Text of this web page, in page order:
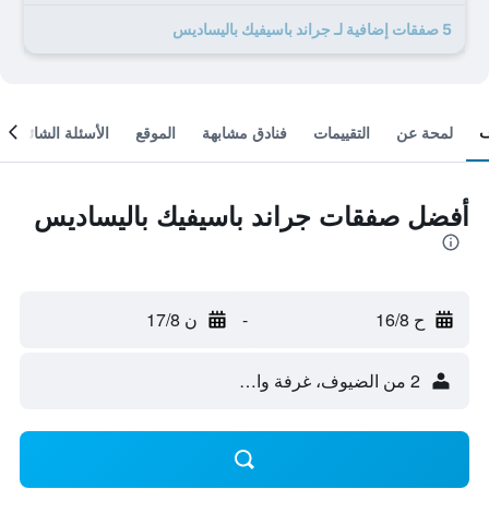
5 صفقات إضافية لـ جراند باسيفيك باليساديس
لمحة عن التقييمات فنادق مشابهة الموقع الأسئلة الشائعة
أفضل صفقات جراند باسيفيك باليساديس
ح 16/8 - ن 17/8
2 من الضيوف، غرفة واحدة